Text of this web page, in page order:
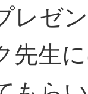
レゼ
先生